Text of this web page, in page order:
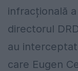
infracțională
directorul
au
care Eugen